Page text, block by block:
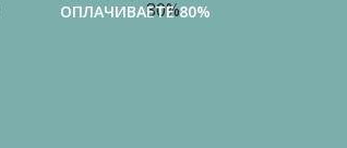
ОПЛАЧИВАЕТЕ 80%